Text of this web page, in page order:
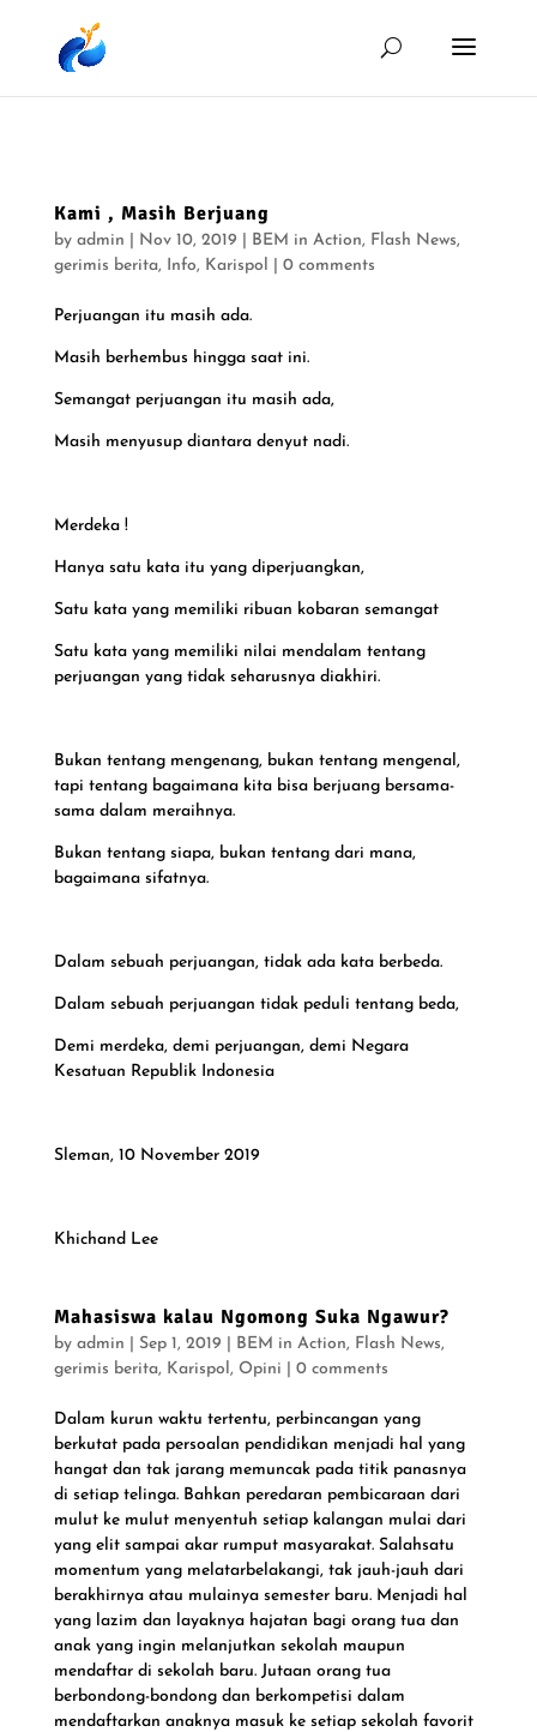
Kami , Masih Berjuang
by admin Nov 10, 2019 BEM in Action, Flash News,
gerimis berita, Info, Karispol 0 comments
Perjuangan itu masih ada.
Masih berhembus hingga saat ini.
Semangat perjuangan itu masih ada,
Masih menyusup diantara denyut nadi.
Merdeka !
Hanya satu kata itu yang diperjuangkan,
Satu kata yang memiliki ribuan kobaran semangat
Satu kata yang memiliki nilai mendalam tentang
perjuangan yang tidak seharusnya diakhiri.
Bukan tentang mengenang, bukan tentang mengenal,
tapi tentang bagaimana kita bisa berjuang bersama-
sama dalam meraihnya.
Bukan tentang siapa, bukan tentang dari mana,
bagaimana sifatnya.
Dalam sebuah perjuangan, tidak ada kata berbeda.
Dalam sebuah perjuangan tidak peduli tentang beda,
Demi merdeka, demi perjuangan, demi Negara
Kesatuan Republik Indonesia
Sleman, 10 November 2019
Khichand Lee
Mahasiswa kalau Ngomong Suka Ngawur?
by admin Sep 1, 2019 BEM in Action, Flash News,
gerimis berita, Karispol, Opini 0 comments
Dalam kurun waktu tertentu, perbincangan yang
berkutat pada persoalan pendidikan menjadi hal yang
hangat dan tak jarang memuncak pada titik panasnya
di setiap telinga. Bahkan peredaran pembicaraan dari
mulut ke mulut menyentuh setiap kalangan mulai dari
yang elit sampai akar rumput masyarakat. Salahsatu
momentum yang melatarbelakangi, tak jauh-jauh dari
berakhirnya atau mulainya semester baru. Menjadi hal
yang lazim dan layaknya hajatan bagi orang tua dan
anak yang ingin melanjutkan sekolah maupun
mendaftar di sekolah baru. Jutaan orang tua
berbondong-bondong dan berkompetisi dalam
mendaftarkan anaknya masuk ke setiap sekolah favorit